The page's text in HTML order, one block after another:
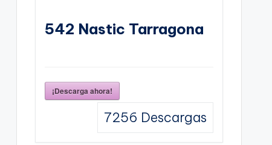
542 Nastic Tarragona
¡Descarga ahora!
7256 Descargas